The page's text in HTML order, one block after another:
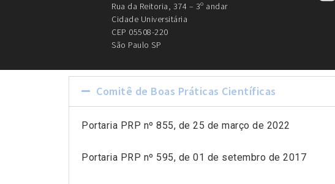
Rua da Reitoria, 374 – 3º andar
Cidade Universitária
CEP 05508-220
São Paulo SP
Comitê de Boas Práticas Científicas
Portaria PRP nº 855, de 25 de março de 2022
Portaria PRP nº 595, de 01 de setembro de 2017